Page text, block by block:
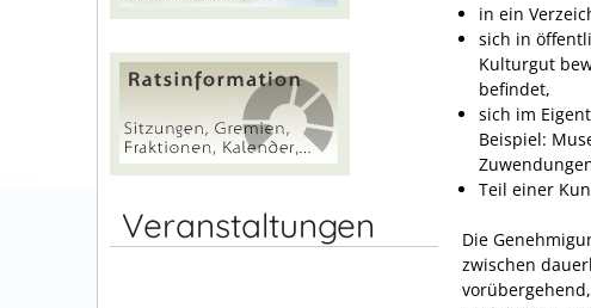
Veranstaltungen
in ein
sich in
Kulturgut
befindet,
sich im
Beispiel:
Teil einer
Die
zwischen